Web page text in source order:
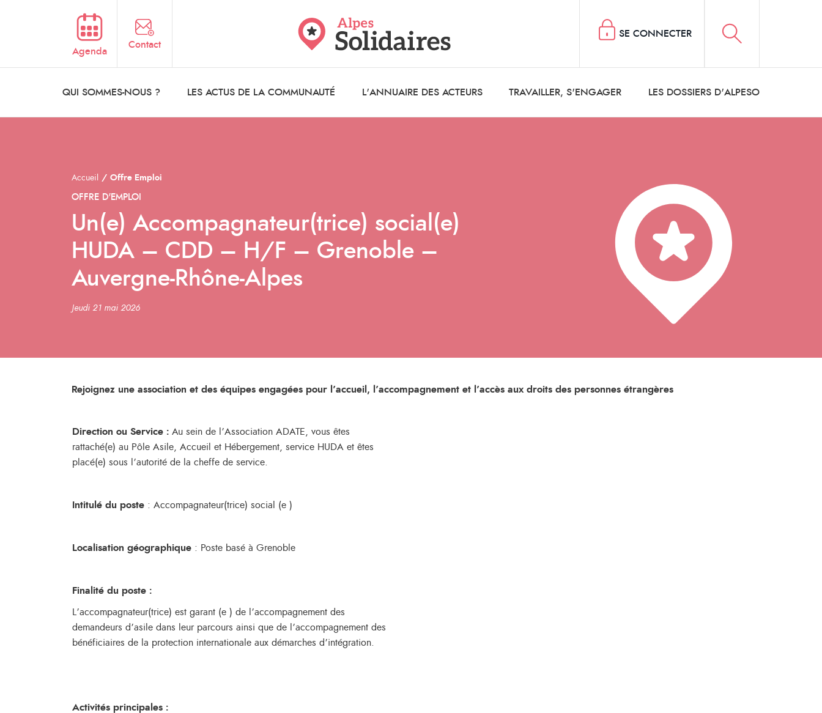
Agenda
Contact
QUI SOMMES-NOUS ? LES ACTUS DE LA COMMUNAUTÉ L'ANNUAIRE DES ACTEURS TRAVAILLER, S'ENGAGER LES DOSSIERS D'ALPESO
SE CONNECTER
Accueil Offre Emploi
OFFRE D'EMPLOI
Un(e) Accompagnateur(trice) social(e)
HUDA – CDD – H/F – Grenoble –
Auvergne-Rhône-Alpes
Jeudi 21 mai 2026
Rejoignez une association et des équipes engagées pour l’accueil, l’accompagnement et l’accès aux droits des personnes étrangères
Direction ou Service : Au sein de l’Association ADATE, vous êtes
rattaché(e) au Pôle Asile, Accueil et Hébergement, service HUDA et êtes
placé(e) sous l’autorité de la cheffe de service.
Intitulé du poste : Accompagnateur(trice) social (e )
Localisation géographique : Poste basé à Grenoble
Finalité du poste :
L’accompagnateur(trice) est garant (e ) de l’accompagnement des
demandeurs d’asile dans leur parcours ainsi que de l’accompagnement des
bénéficiaires de la protection internationale aux démarches d’intégration.
Activités principales :